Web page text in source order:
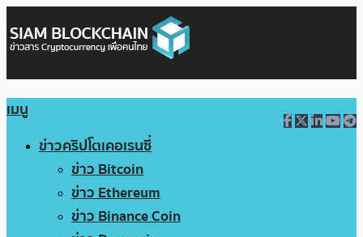
เมนู
ข่าวคริปโตเคอเรนซี่
ข่าว Bitcoin
ข่าว Ethereum
ข่าว Binance Coin